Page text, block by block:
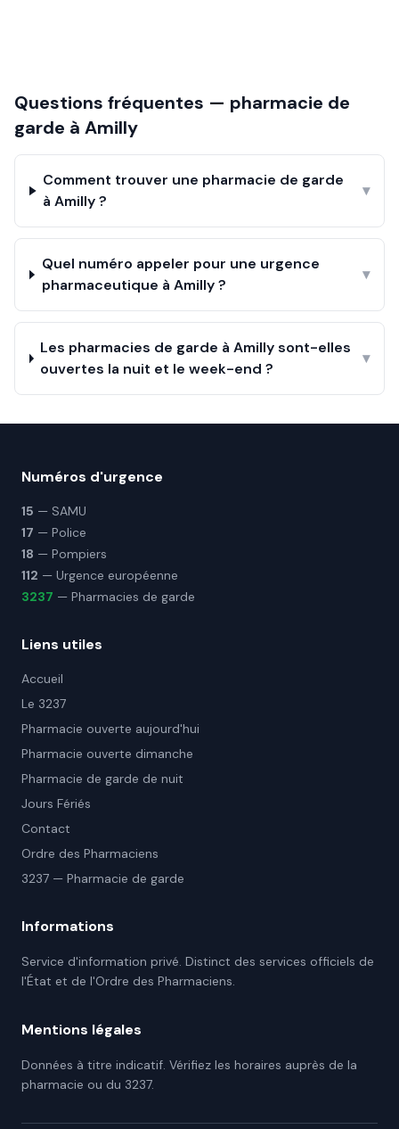
Questions fréquentes — pharmacie de
garde à Amilly
Comment trouver une pharmacie de garde
à Amilly ?
▾
Quel numéro appeler pour une urgence
pharmaceutique à Amilly ?
▾
Les pharmacies de garde à Amilly sont-elles
ouvertes la nuit et le week-end ?
▾
Numéros d'urgence
15 — SAMU
17 — Police
18 — Pompiers
112 — Urgence européenne
3237 — Pharmacies de garde
Liens utiles
Accueil
Le 3237
Pharmacie ouverte aujourd'hui
Pharmacie ouverte dimanche
Pharmacie de garde de nuit
Jours Fériés
Contact
Ordre des Pharmaciens
3237 — Pharmacie de garde
Informations
Service d'information privé. Distinct des services officiels de
l'État et de l'Ordre des Pharmaciens.
Mentions légales
Données à titre indicatif. Vérifiez les horaires auprès de la
pharmacie ou du 3237.